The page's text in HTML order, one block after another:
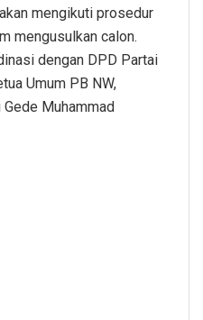
mengikuti prosedur
mengusulkan calon.
dengan DPD Partai
Umum PB NW,
Gede Muhammad